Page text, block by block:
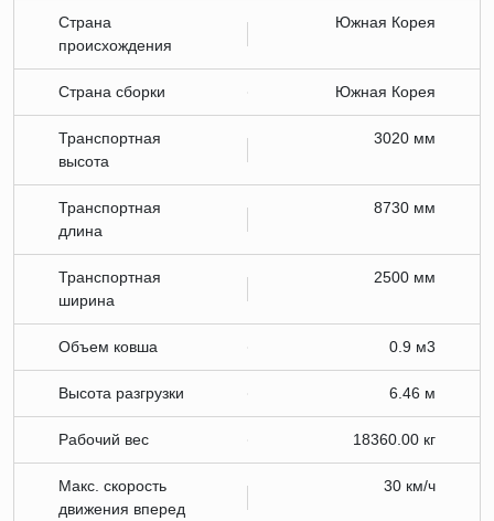
Страна
происхождения
Южная Корея
Страна сборки Южная Корея
Транспортная
высота
3020 мм
Транспортная
длина
8730 мм
Транспортная
ширина
2500 мм
Объем ковша 0.9 м3
Высота разгрузки 6.46 м
Рабочий вес 18360.00 кг
Макс. скорость
движения вперед
30 км/ч